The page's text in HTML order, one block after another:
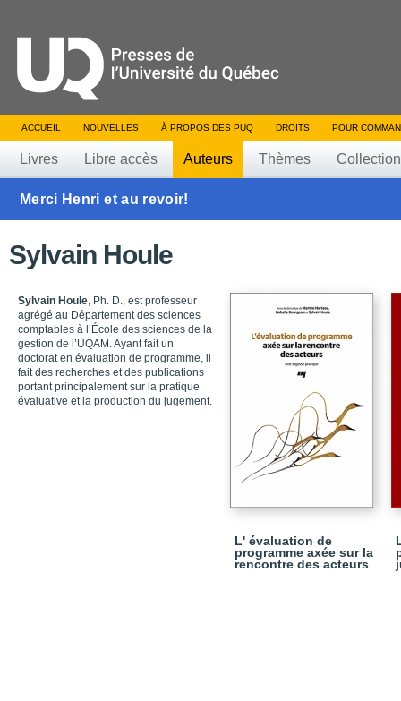
ACCUEIL NOUVELLES À PROPOS DES PUQ DROITS POUR
Livres Libre accès Auteurs Thèmes
Merci Henri et au revoir!
Sylvain Houle
Sylvain Houle, Ph. D., est professeur
agrégé au Département des sciences
comptables à l’École des sciences de la
gestion de l’UQAM. Ayant fait un
doctorat en évaluation de programme, il
fait des recherches et des publications
portant principalement sur la pratique
évaluative et la production du jugement.
L' évaluation de
programme axée sur la
rencontre des acteurs